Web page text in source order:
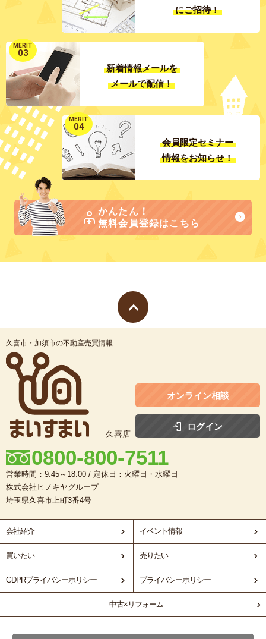
にご招待！
MERIT
03
新着情報メールを
メールで配信！
MERIT
04
会員限定セミナー
情報をお知らせ！
かんたん！
無料会員登録はこちら
久喜市・加須市の不動産売買情報
久喜店
オンライン相談
ログイン
0800-800-7511
営業時間：9:45～18:00 / 定休日：火曜日・水曜日
株式会社ヒノキヤグループ
埼玉県久喜市上町3番4号
会社紹介 イベント情報
買いたい 売りたい
GDPRプライバシーポリシー プライバシーポリシー
中古×リフォーム